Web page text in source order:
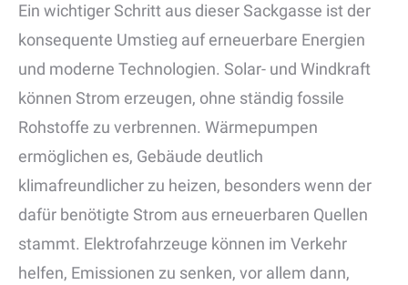
Ein wichtiger Schritt aus dieser Sackgasse ist der
konsequente Umstieg auf erneuerbare Energien
und moderne Technologien. Solar- und Windkraft
können Strom erzeugen, ohne ständig fossile
Rohstoffe zu verbrennen. Wärmepumpen
ermöglichen es, Gebäude deutlich
klimafreundlicher zu heizen, besonders wenn der
dafür benötigte Strom aus erneuerbaren Quellen
stammt. Elektrofahrzeuge können im Verkehr
helfen, Emissionen zu senken, vor allem dann,